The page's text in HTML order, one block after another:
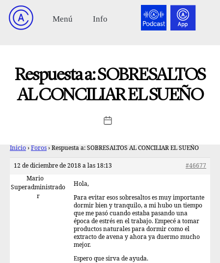
Respuesta a: SOBRESALTOS
AL CONCILIAR EL SUEÑO
Inicio › Foros › Respuesta a: SOBRESALTOS AL CONCILIAR EL SUEÑO
12 de diciembre de 2018 a las 18:13
#46677
Mario
Superadministrado
r
Hola,
Para evitar esos sobresaltos es muy importante
dormir bien y tranquilo, a mi hubo un tiempo
que me pasó cuando estaba pasando una
época de estrés en el trabajo. Empecé a tomar
productos naturales para dormir como el
extracto de avena y ahora ya duermo mucho
mejor.
Espero que sirva de ayuda.